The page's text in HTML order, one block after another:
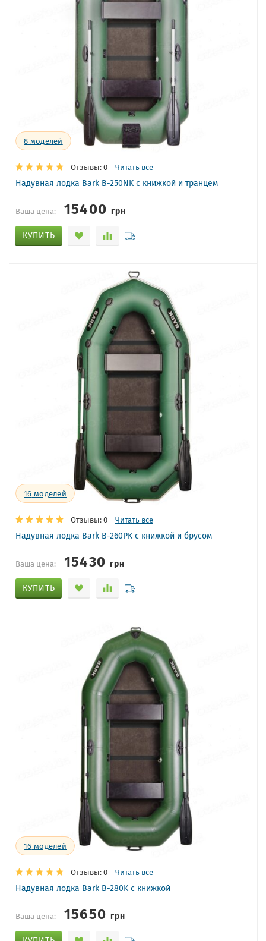
8 моделей
Отзывы: 0 Читать все
Надувная лодка Bark B-250NK с книжкой и транцем
Ваша цена: 15400грн
КУПИТЬ
16 моделей
Отзывы: 0 Читать все
Надувная лодка Bark B-260PK с книжкой и брусом
Ваша цена: 15430грн
КУПИТЬ
16 моделей
Отзывы: 0 Читать все
Надувная лодка Bark B-280K с книжкой
Ваша цена: 15650грн